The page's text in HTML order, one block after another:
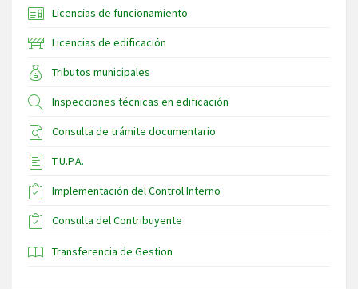
Licencias de funcionamiento
Licencias de edificación
Tributos municipales
Inspecciones técnicas en edificación
Consulta de trámite documentario
T.U.P.A.
Implementación del Control Interno
Consulta del Contribuyente
Transferencia de Gestion